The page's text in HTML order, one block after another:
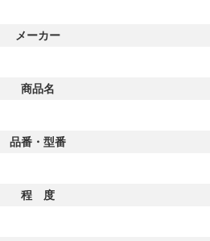
メーカー
商品名
品番・型番
程 度